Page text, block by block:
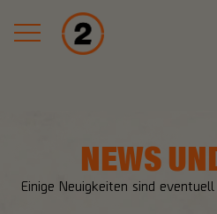
NEWS
Einige Neuigkeiten sind